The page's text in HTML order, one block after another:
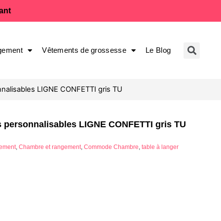
Vêtements de grossesse Le Blog
LIGNE CONFETTI gris TU
LIGNE CONFETTI gris TU
, Chambre et rangement, Commode Chambre, table à langer